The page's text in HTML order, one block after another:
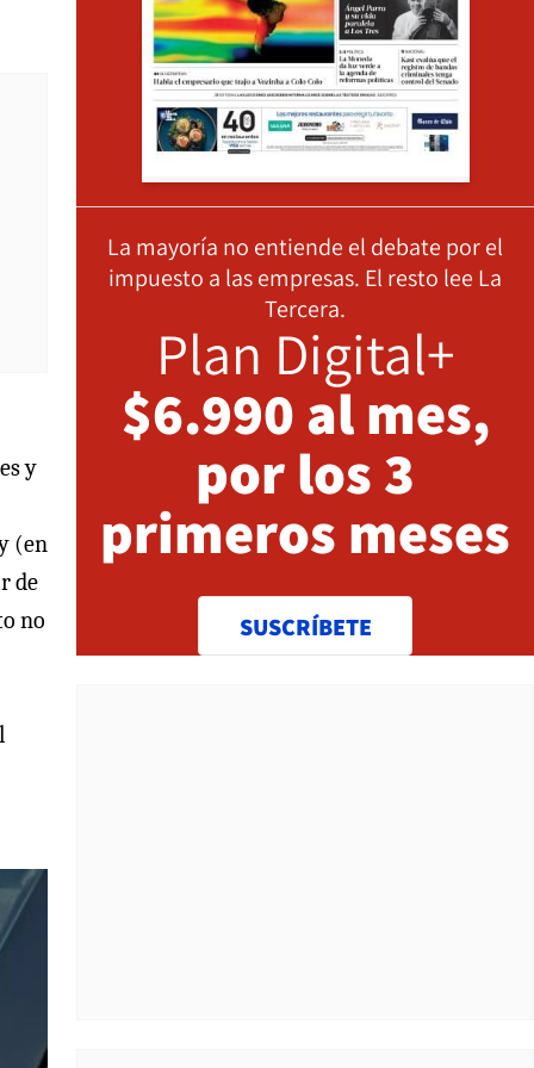
y
(en
de
no
La mayoría no entiende el debate por el
impuesto a las empresas. El resto lee La
Tercera.
Plan Digital+
$6.990 al mes,
por los 3
primeros meses
SUSCRÍBETE